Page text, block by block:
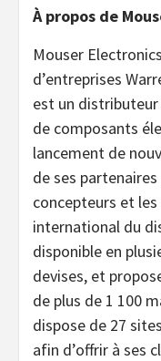
À propos de
Mouser
d’entreprises
est un
de composants
lancement de
de ses
concepteurs et
international du
disponible en
devises, et
de plus de 1 100
dispose de 27
afin d’offrir à ses